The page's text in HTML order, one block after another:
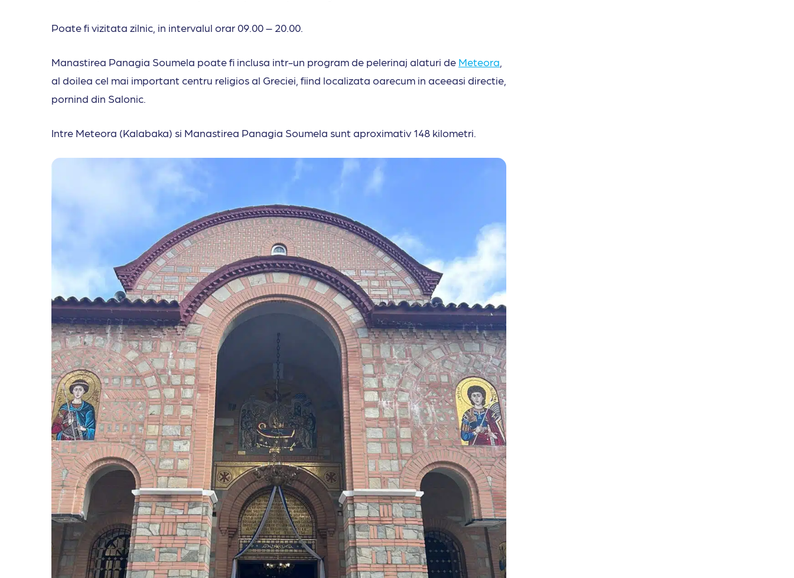
Poate fi vizitata zilnic, in intervalul orar 09.00 – 20.00.
Manastirea Panagia Soumela poate fi inclusa intr-un program de pelerinaj alaturi de Meteora
al doilea cel mai important centru religios al Greciei, fiind localizata oarecum in aceeasi directie,
pornind din Salonic.
Intre Meteora (Kalabaka) si Manastirea Panagia Soumela sunt aproximativ 148 kilometri.